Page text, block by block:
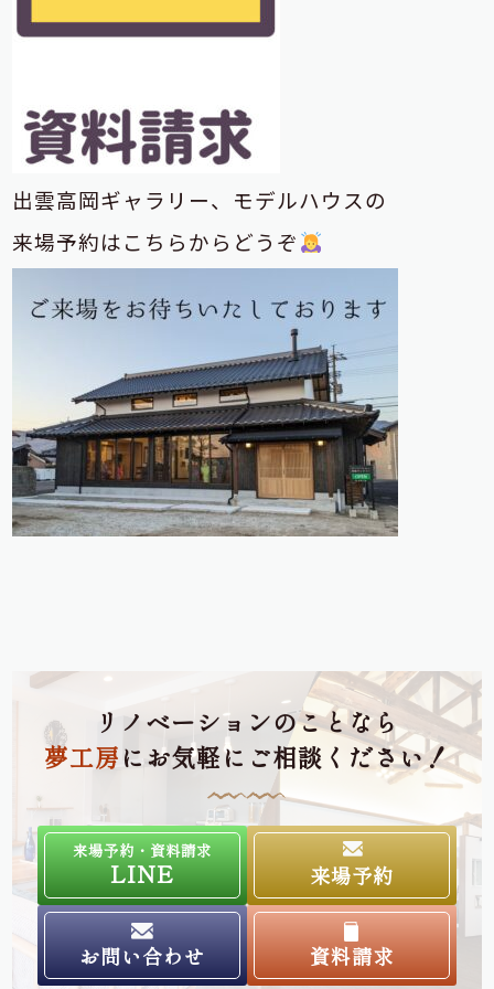
出雲高岡ギャラリー、モデルハウスの
来場予約はこちらからどうぞ
リノベーションのことなら
夢工房にお気軽にご相談ください！
来場予約・資料請求
LINE 来場予約
お問い合わせ 資料請求